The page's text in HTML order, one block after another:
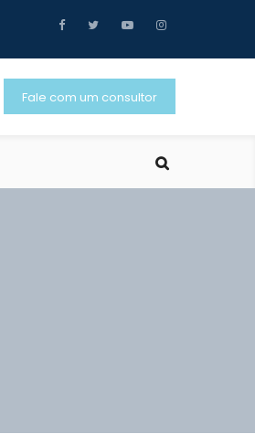
Fale com um consultor